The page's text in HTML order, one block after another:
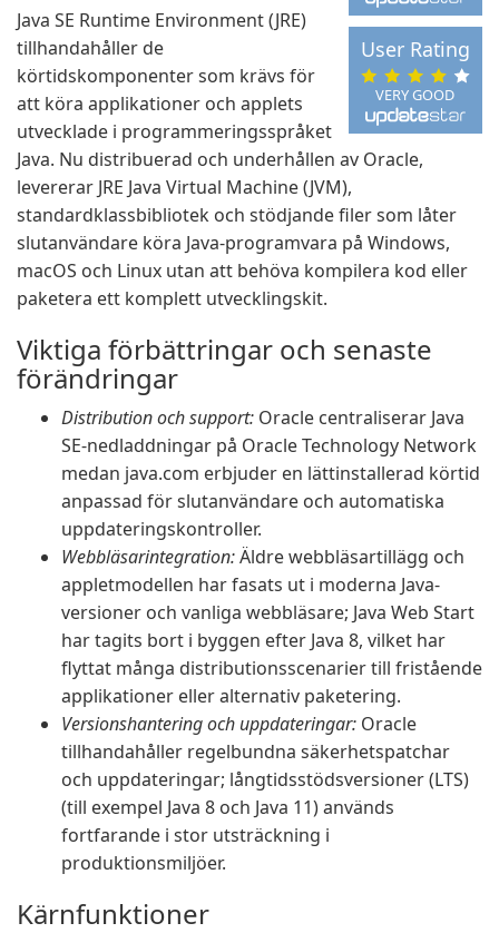
VERY GOOD
User Rating
Java SE Runtime Environment (JRE)
tillhandahåller de
körtidskomponenter som krävs för
att köra applikationer och applets
utvecklade i programmeringsspråket
Java. Nu distribuerad och underhållen av Oracle,
levererar JRE Java Virtual Machine (JVM),
standardklassbibliotek och stödjande filer som låter
slutanvändare köra Java-programvara på Windows,
macOS och Linux utan att behöva kompilera kod eller
paketera ett komplett utvecklingskit.
Viktiga förbättringar och senaste
förändringar
Distribution och support: Oracle centraliserar Java
SE-nedladdningar på Oracle Technology Network
medan java.com erbjuder en lättinstallerad körtid
anpassad för slutanvändare och automatiska
uppdateringskontroller.
Webbläsarintegration:Äldre webbläsartillägg och
appletmodellen har fasats ut i moderna Java-
versioner och vanliga webbläsare; Java Web Start
har tagits bort i byggen efter Java 8, vilket har
flyttat många distributionsscenarier till fristående
applikationer eller alternativ paketering.
Versionshantering och uppdateringar: Oracle
tillhandahåller regelbundna säkerhetspatchar
och uppdateringar; långtidsstödsversioner (LTS)
(till exempel Java 8 och Java 11) används
fortfarande i stor utsträckning i
produktionsmiljöer.
Kärnfunktioner